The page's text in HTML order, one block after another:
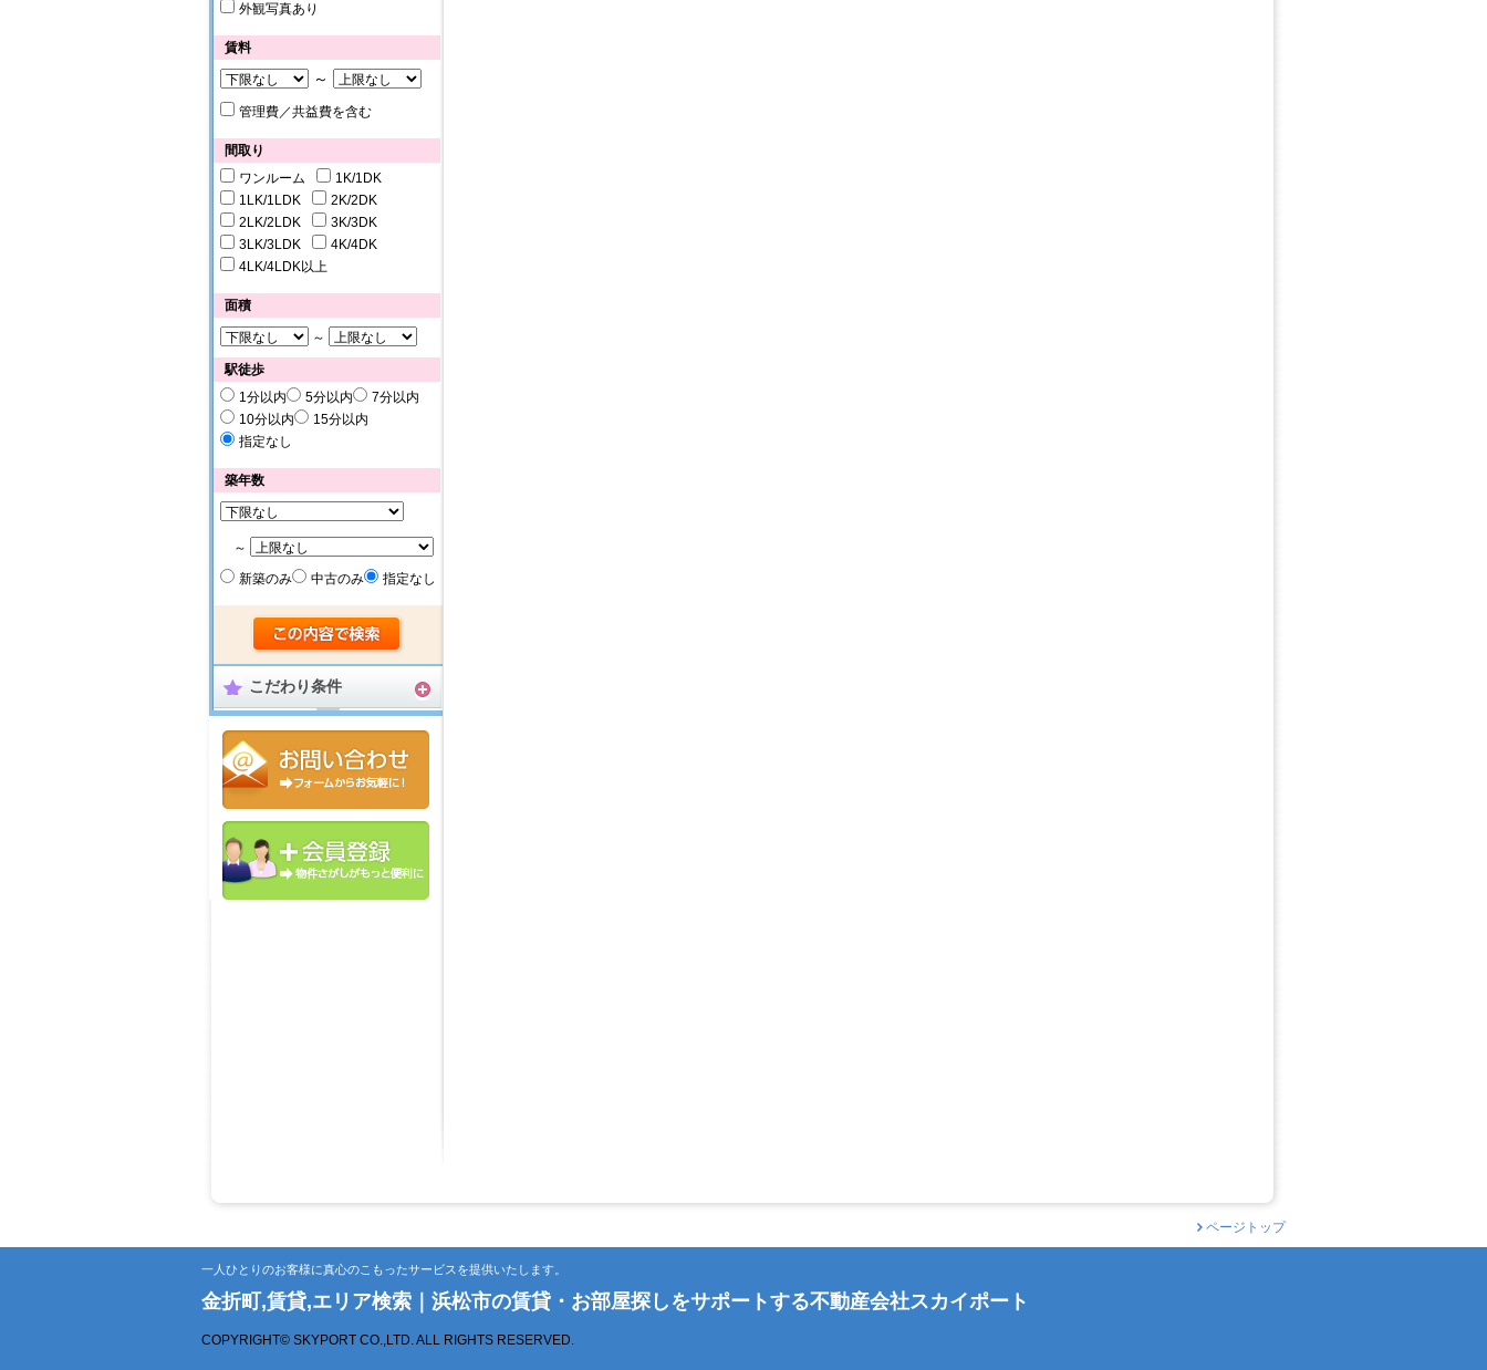
外観写真あり
賃料
～
管理費／共益費を含む
間取り
ワンルーム
1K/1DK
1LK/1LDK
2K/2DK
2LK/2LDK
3K/3DK
3LK/3LDK
4K/4DK
4LK/4LDK以上
面積
～
駅徒歩
1分以内
5分以内
7分以内
10分以内
15分以内
指定なし
築年数
～
新築のみ
中古のみ 指定なし
こだわり条件
ページトップ
一人ひとりのお客様に真心のこもったサービスを提供いたします。
金折町,賃貸,エリア検索｜浜松市の賃貸・お部屋探しをサポートする不動産会社スカイポート
COPYRIGHT© SKYPORT CO.,LTD. ALL RIGHTS RESERVED.